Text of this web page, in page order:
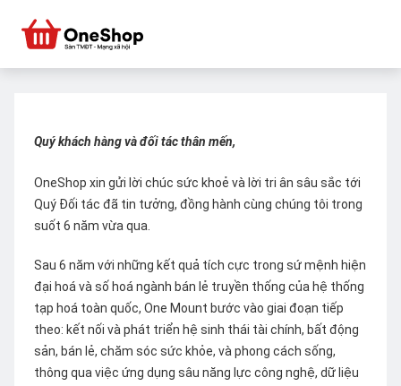
Quý khách hàng và đối tác thân mến,
OneShop xin gửi lời chúc sức khoẻ và lời tri ân sâu sắc tới
Quý Đối tác đã tin tưởng, đồng hành cùng chúng tôi trong
suốt 6 năm vừa qua.
Sau 6 năm với những kết quả tích cực trong sứ mệnh hiện
đại hoá và số hoá ngành bán lẻ truyền thống của hệ thống
tạp hoá toàn quốc, One Mount bước vào giai đoạn tiếp
theo: kết nối và phát triển hệ sinh thái tài chính, bất động
sản, bán lẻ, chăm sóc sức khỏe, và phong cách sống,
thông qua việc ứng dụng sâu năng lực công nghệ, dữ liệu